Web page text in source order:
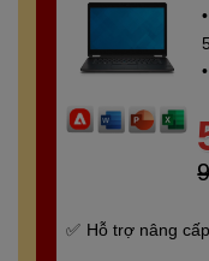
Hỗ trợ nâng cấp